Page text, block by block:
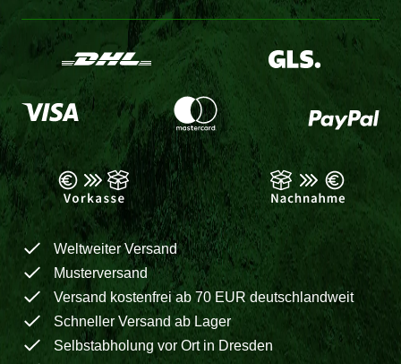
Weltweiter Versand
Musterversand
Versand kostenfrei ab 70 EUR deutschlandweit
Schneller Versand ab Lager
Selbstabholung vor Ort in Dresden